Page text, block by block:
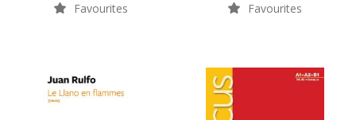
Favourites Favourites